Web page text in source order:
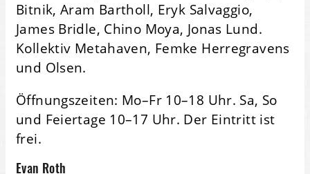
Bitnik, Aram Bartholl, Eryk Salvaggio,
James Bridle, Chino Moya, Jonas Lund.
Kollektiv Metahaven, Femke Herregravens
und Olsen.
Öffnungszeiten: Mo–Fr 10–18 Uhr. Sa, So
und Feiertage 10–17 Uhr. Der Eintritt ist
frei.
Evan Roth